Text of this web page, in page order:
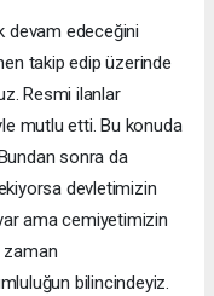
devam edeceğini
takip edip üzerinde
Resmi ilanlar
mutlu etti. Bu konuda
sonra da
devletimizin
ama cemiyetimizin
zaman
bilincindeyiz.